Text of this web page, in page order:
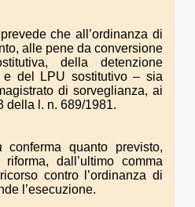
prevede che all’ordinanza di
alle pene da conversione
della detenzione
e del LPU sostitutivo – sia
di sorveglianza, ai
della l. n. 689/1981.
conferma quanto previsto,
dall’ultimo comma
contro l’ordinanza di
l’esecuzione.